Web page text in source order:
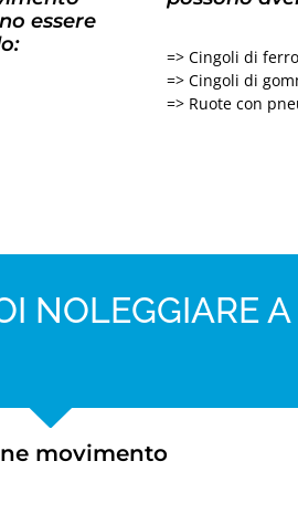
essere
=> Cingoli di ferro
=> Cingoli di
=> Ruote con
NOLEGGIARE A
movimento